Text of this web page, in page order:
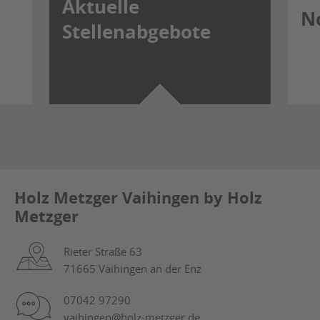
Aktuelle
Stellenabgebote
Holz Metzger Vaihingen by Holz
Metzger
Rieter Straße 63
71665 Vaihingen an der Enz
07042 97290
vaihingen@holz-metzger.de